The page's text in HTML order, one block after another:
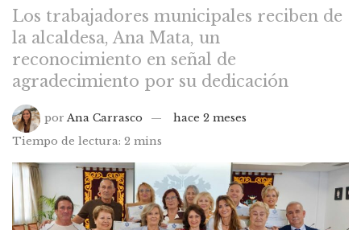
Los trabajadores municipales reciben de
la alcaldesa, Ana Mata, un
reconocimiento en señal de
agradecimiento por su dedicación
por Ana Carrasco
hace 2 meses
Tiempo de lectura: 2 mins